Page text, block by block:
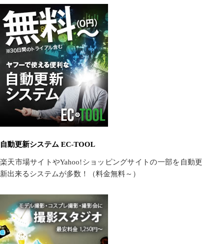
自動更新システム EC-TOOL
楽天市場サイトやYahoo!ショッピングサイトの一部を自動更
新出来るシステムが多数！（料金無料～）